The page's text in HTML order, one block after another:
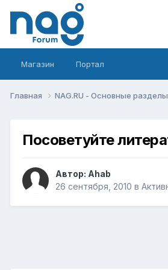
Магазин Портал
Главная NAG.RU - Основные разделы
Посоветуйте
Автор: Ahab
26 сентября, 2010 в